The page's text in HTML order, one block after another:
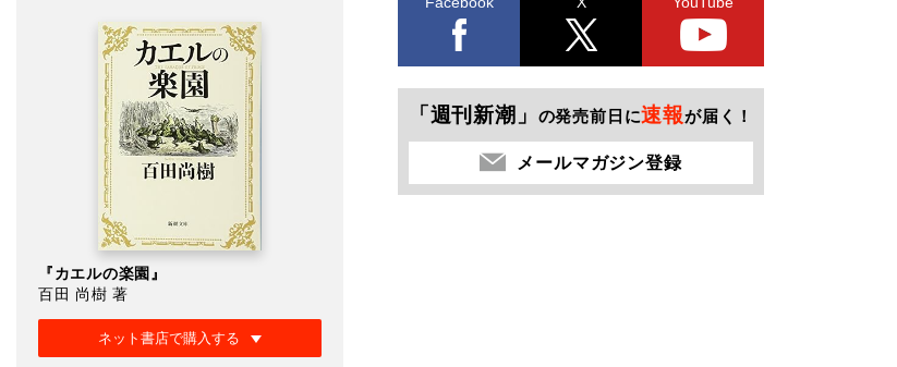
『カエルの楽園』
百田 尚樹 著
ネット書店で購入する
「週刊新潮」 の発売前日に速報が届く！
メールマガジン登録